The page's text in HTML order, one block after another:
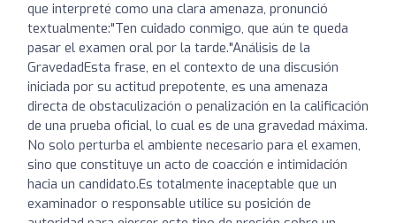
que interpreté como una clara amenaza, pronunció
textualmente: ​"Ten cuidado conmigo, que aún te queda
pasar el examen oral por la tarde." ​Análisis de la
Gravedad ​Esta frase, en el contexto de una discusión
iniciada por su actitud prepotente, es una amenaza
directa de obstaculización o penalización en la calificación
de una prueba oficial, lo cual es de una gravedad máxima.
No solo perturba el ambiente necesario para el examen,
sino que constituye un acto de coacción e intimidación
hacia un candidato. ​Es totalmente inaceptable que un
examinador o responsable utilice su posición de